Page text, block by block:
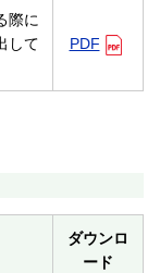
際に
して
PDF
ダウンロ
ード